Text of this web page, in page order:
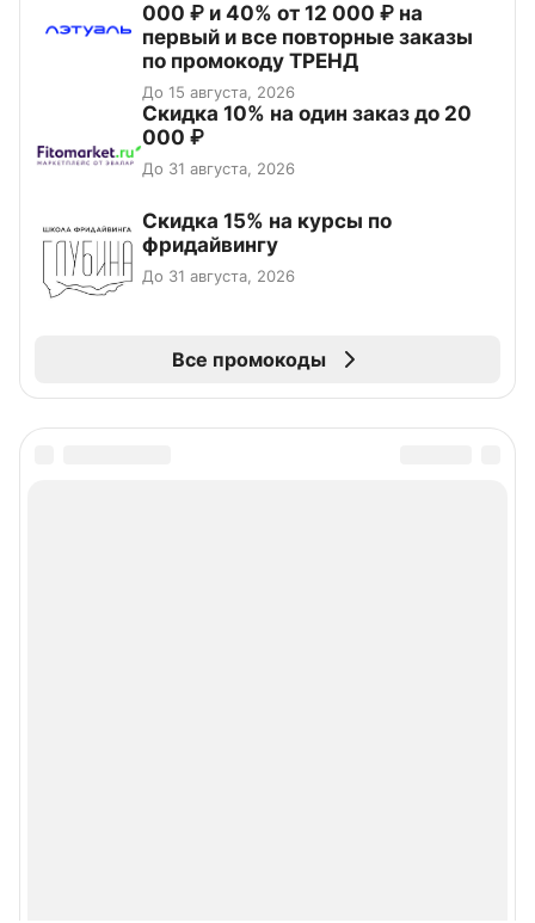
000 ₽ и 40% от 12 000 ₽ на
первый и все повторные заказы
по промокоду ТРЕНД
До 15 августа, 2026
Скидка 10% на один заказ до 20
000 ₽
До 31 августа, 2026
Скидка 15% на курсы по
фридайвингу
До 31 августа, 2026
Все промокоды